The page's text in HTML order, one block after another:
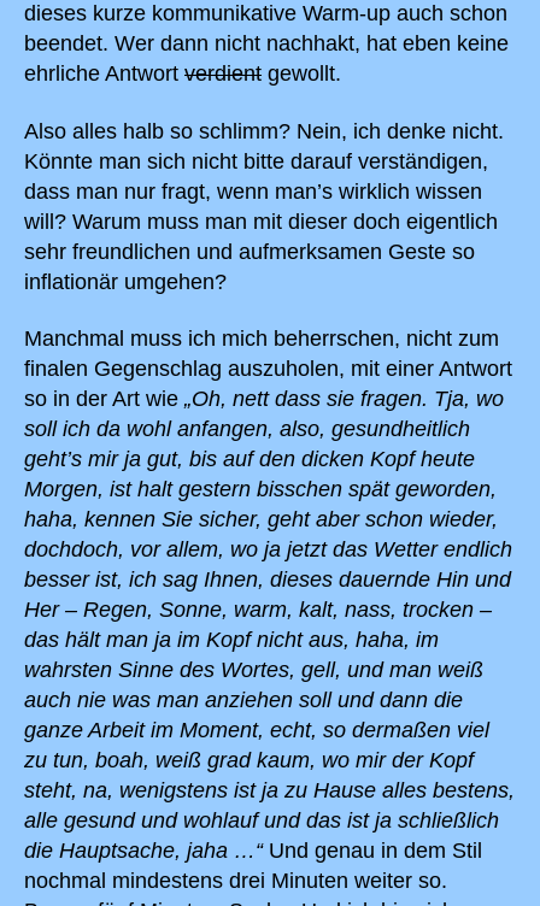
dieses kurze kommunikative Warm-up auch schon
beendet. Wer dann nicht nachhakt, hat eben keine
ehrliche Antwort verdient gewollt.
Also alles halb so schlimm? Nein, ich denke nicht.
Könnte man sich nicht bitte darauf verständigen,
dass man nur fragt, wenn man’s wirklich wissen
will? Warum muss man mit dieser doch eigentlich
sehr freundlichen und aufmerksamen Geste so
inflationär umgehen?
Manchmal muss ich mich beherrschen, nicht zum
finalen Gegenschlag auszuholen, mit einer Antwort
so in der Art wie „Oh, nett dass sie fragen. Tja, wo
soll ich da wohl anfangen, also, gesundheitlich
geht’s mir ja gut, bis auf den dicken Kopf heute
Morgen, ist halt gestern bisschen spät geworden,
haha, kennen Sie sicher, geht aber schon wieder,
dochdoch, vor allem, wo ja jetzt das Wetter endlich
besser ist, ich sag Ihnen, dieses dauernde Hin und
Her – Regen, Sonne, warm, kalt, nass, trocken –
das hält man ja im Kopf nicht aus, haha, im
wahrsten Sinne des Wortes, gell, und man weiß
auch nie was man anziehen soll und dann die
ganze Arbeit im Moment, echt, so dermaßen viel
zu tun, boah, weiß grad kaum, wo mir der Kopf
steht, na, wenigstens ist ja zu Hause alles bestens,
alle gesund und wohlauf und das ist ja schließlich
die Hauptsache, jaha …“Und genau in dem Stil
nochmal mindestens drei Minuten weiter so.